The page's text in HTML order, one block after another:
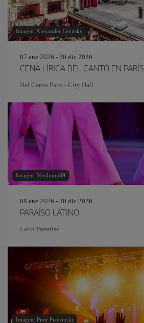
Imagen: Alexander Levitsky
07 ene 2026 - 30 dic 2026
CENA LÍRICA BEL CANTO EN PARÍS
Bel Canto Paris - City Hall
Imagen: Vershinin89
08 ene 2026 - 30 dic 2026
PARAÍSO LATINO
Latin Paradise
Imagen: Piotr Piatrouski